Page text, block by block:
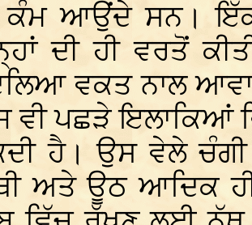
ਕੰਮ ਆਉਂਦੇ ਸਨ।
ਦੀ ਹੀ ਵਰਤੋਂ
ਵਕਤ ਨਾਲ
ਵੀ ਪਛੜੇ ਇਲਾਕਿਆਂ
ਹੈ। ਉਸ ਵੇਲੇ
ਅਤੇ ਊਠ ਆਦਿਕ